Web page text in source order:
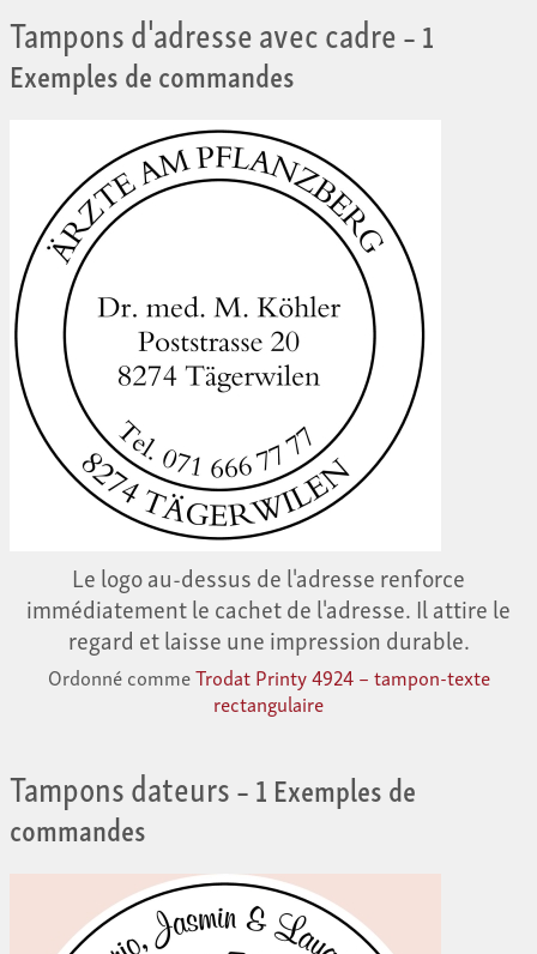
Tampons d'adresse avec cadre– 1
Exemples de commandes
Le logo au-dessus de l'adresse renforce
immédiatement le cachet de l'adresse. Il attire le
regard et laisse une impression durable.
Ordonné commeTrodat Printy 4924 – tampon-texte
rectangulaire
Tampons dateurs– 1 Exemples de
commandes